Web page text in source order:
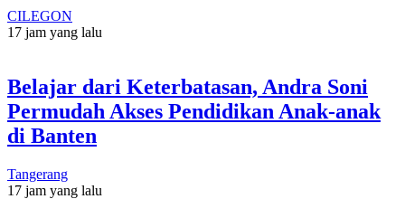
CILEGON
17 jam yang lalu
Belajar dari Keterbatasan, Andra Soni
Permudah Akses Pendidikan Anak-anak
di Banten
Tangerang
17 jam yang lalu